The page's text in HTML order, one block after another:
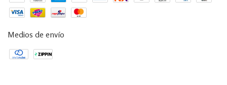
Medios de envío